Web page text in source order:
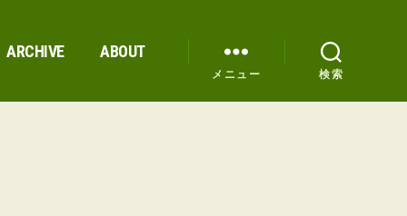
ARCHIVE ABOUT
メニュー 検索